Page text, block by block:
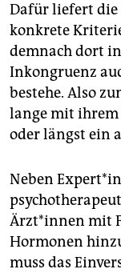
Dafür liefert die
konkrete
demnach dort
Inkongruenz
bestehe. Also
lange mit ihrem
oder längst ein
Neben
Ärz­t*in­nen mit
Hormonen
muss das